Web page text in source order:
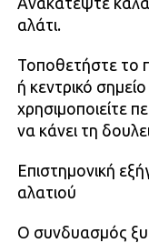
αλάτι.
Τοποθετήστε το
ή κεντρικό
χρησιμοποιείτε
να κάνει τη
Επιστημονική
αλατιού
Ο συνδυασμός